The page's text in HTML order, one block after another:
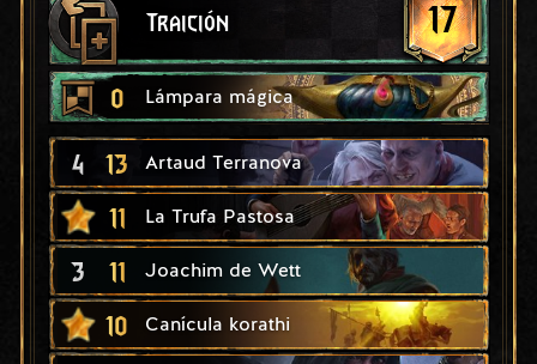
Traición 17
0 Lámpara mágica
4 13 Artaud Terranova
11 La Trufa Pastosa
3 11 Joachim de Wett
10 Canícula korathi